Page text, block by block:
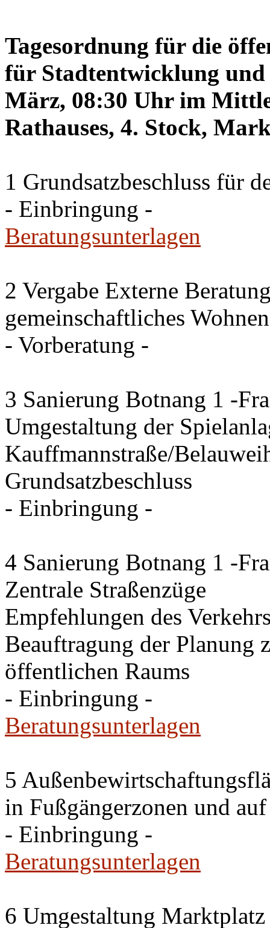
Tagesordnung für die
für Stadtentwicklung und
März, 08:30 Uhr im
Rathauses, 4. Stock,
1 Grundsatzbeschluss für
- Einbringung -
Beratungsunterlagen
2 Vergabe Externe
gemeinschaftliches Wohnen
- Vorberatung -
3 Sanierung Botnang 1 -
Umgestaltung der
Kauffmannstraße/
Grundsatzbeschluss
- Einbringung -
4 Sanierung Botnang 1 -
Zentrale Straßenzüge
Empfehlungen des
Beauftragung der Planung
öffentlichen Raums
- Einbringung -
Beratungsunterlagen
5
in Fußgängerzonen und
- Einbringung -
Beratungsunterlagen
6 Umgestaltung